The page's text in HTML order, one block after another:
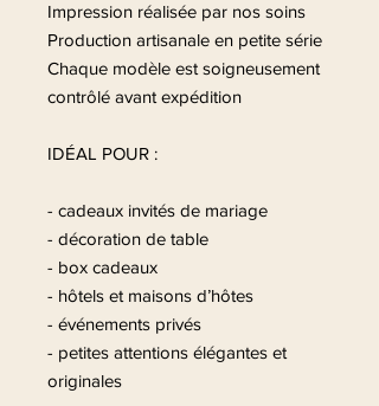
Impression réalisée par nos soins
Production artisanale en petite série
Chaque modèle est soigneusement
contrôlé avant expédition
IDÉAL POUR :
- cadeaux invités de mariage
- décoration de table
- box cadeaux
- hôtels et maisons d’hôtes
- événements privés
- petites attentions élégantes et
originales